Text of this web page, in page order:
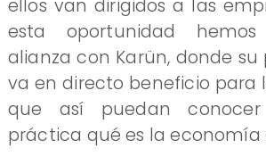
ellos van dirigidos a las
esta oportunidad
alianza con Karün, donde
va en directo beneficio para
que así puedan
práctica qué es la economía